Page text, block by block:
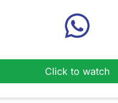
Click to watch